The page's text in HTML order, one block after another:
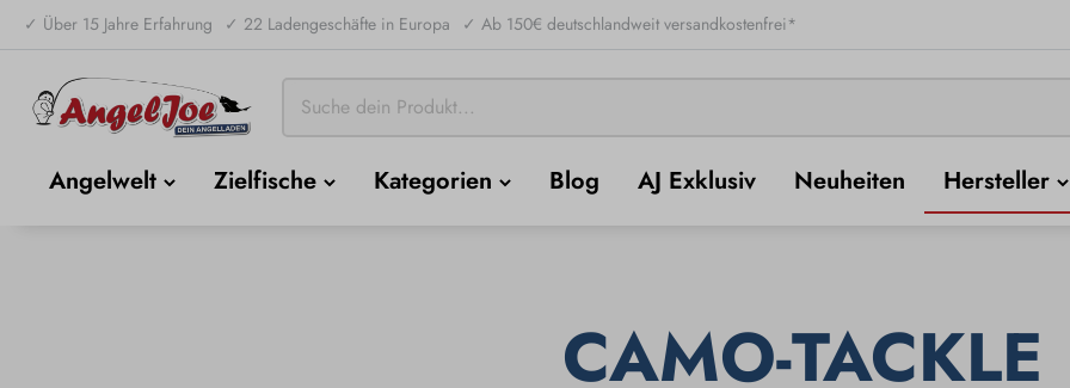
✓ Über 15 Jahre Erfahrung ✓ 22 Ladengeschäfte in Europa ✓ Ab 150€ deutschlandweit versandkostenfrei*
Angelwelt Zielfische Kategorien Blog AJ Exklusiv Neuheiten Hersteller
CAMO-TACKLE